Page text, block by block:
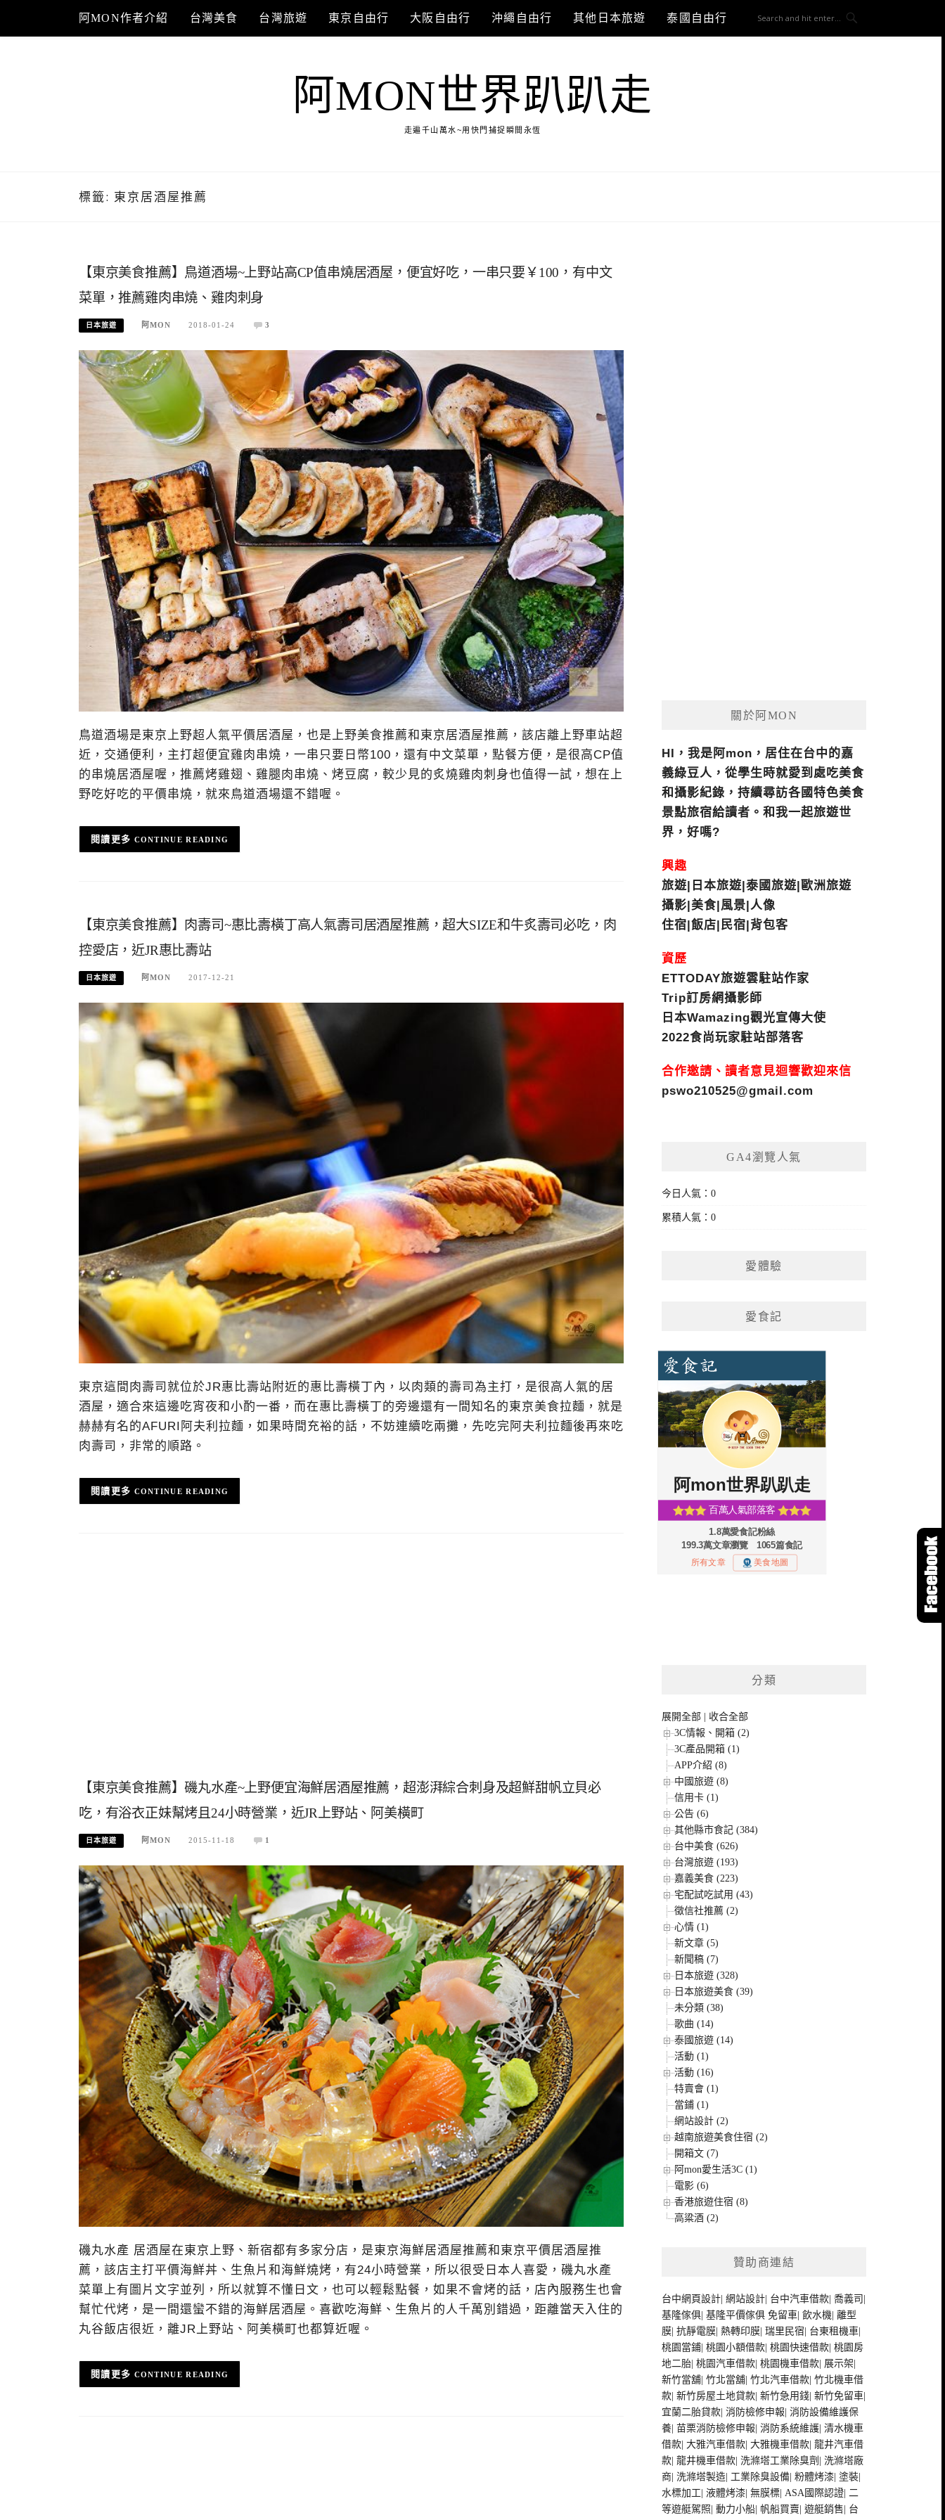
content
阿MON作者介紹 台灣美食 台灣旅遊 東京自由行 大阪自由行 沖繩自由行 其他日本旅遊 泰國自由行
阿MON世界趴趴走
走遍千山萬水~用快門捕捉瞬間永恆
標籤: 東京居酒屋推薦
【東京美食推薦】鳥道酒場~上野站高CP值串燒居酒屋，便宜好吃，一串只要￥100，有中文
菜單，推薦雞肉串燒、雞肉刺身
日本旅遊 阿MON 2018-01-24 3
鳥道酒場是東京上野超人氣平價居酒屋，也是上野美食推薦和東京居酒屋推薦，該店離上野車站超
近，交通便利，主打超便宜雞肉串燒，一串只要日幣100，還有中文菜單，點餐方便，是很高CP值
的串燒居酒屋喔，推薦烤雞翅、雞腿肉串燒、烤豆腐，較少見的炙燒雞肉刺身也值得一試，想在上
野吃好吃的平價串燒，就來鳥道酒場還不錯喔。
CONTINUE READING
【東京美食推薦】肉壽司~惠比壽橫丁高人氣壽司居酒屋推薦，超大SIZE和牛炙壽司必吃，肉
控愛店，近JR惠比壽站
日本旅遊 阿MON 2017-12-21
東京這間肉壽司就位於JR惠比壽站附近的惠比壽橫丁內，以肉類的壽司為主打，是很高人氣的居
酒屋，適合來這邊吃宵夜和小酌一番，而在惠比壽橫丁的旁邊還有一間知名的東京美食拉麵，就是
赫赫有名的AFURI阿夫利拉麵，如果時間充裕的話，不妨連續吃兩攤，先吃完阿夫利拉麵後再來吃
肉壽司，非常的順路。
CONTINUE READING
【東京美食推薦】磯丸水產~上野便宜海鮮居酒屋推薦，超澎湃綜合刺身及超鮮甜帆立貝必
吃，有浴衣正妹幫烤且24小時營業，近JR上野站、阿美橫町
日本旅遊 阿MON 2015-11-18 1
磯丸水產 居酒屋在東京上野、新宿都有多家分店，是東京海鮮居酒屋推薦和東京平價居酒屋推
薦，該店主打平價海鮮丼、生魚片和海鮮燒烤，有24小時營業，所以很受日本人喜愛，磯丸水產
菜單上有圖片文字並列，所以就算不懂日文，也可以輕鬆點餐，如果不會烤的話，店內服務生也會
幫忙代烤，是一間還蠻不錯的海鮮居酒屋。喜歡吃海鮮、生魚片的人千萬別錯過，距離當天入住的
丸谷飯店很近，離JR上野站、阿美橫町也都算近喔。
CONTINUE READING
關於阿MON
HI，我是阿mon，居住在台中的嘉
義綠豆人，從學生時就愛到處吃美食
和攝影紀錄，持續尋訪各國特色美食
景點旅宿給讀者。和我一起旅遊世
界，好嗎?
興趣
旅遊|日本旅遊|泰國旅遊|歐洲旅遊
攝影|美食|風景|人像
住宿|飯店|民宿|背包客
資歷
ETTODAY旅遊雲駐站作家
Trip訂房網攝影師
日本Wamazing觀光宣傳大使
2022食尚玩家駐站部落客
合作邀請、讀者意見迴響歡迎來信
pswo210525@gmail.com
GA4瀏覽人氣
今日人氣：0
累積人氣：0
愛體驗
愛食記
分類
展開全部
收合全部
3C情報、開箱 (2)
3C產品開箱 (1)
APP介紹 (8)
中國旅遊 (8)
信用卡 (1)
公告 (6)
其他縣市食記 (384)
台中美食 (626)
台灣旅遊 (193)
嘉義美食 (223)
宅配試吃試用 (43)
徵信社推薦 (2)
心情 (1)
新文章 (5)
新聞稿 (7)
日本旅遊 (328)
日本旅遊美食 (39)
未分類 (38)
歌曲 (14)
泰國旅遊 (14)
活動 (1)
活動 (16)
特賣會 (1)
當鋪 (1)
網站設計 (2)
越南旅遊美食住宿 (2)
開箱文 (7)
阿mon愛生活3C (1)
電影 (6)
香港旅遊住宿 (8)
高粱酒 (2)
贊助商連結
台中網頁設計 |網站設計 台中汽車借款 |喬義司
基隆傢俱 |基隆平價傢俱 免留車 |飲水機 |離型
膜 |抗靜電膜 |熱轉印膜 |瑞里民宿 台東租機車
桃園當鋪 |桃園小額借款 |桃園快速借款 |桃園房
地二胎 |桃園汽車借款 |桃園機車借款 展示架
新竹當舖 |竹北當舖 |竹北汽車借款 |竹北機車借
款 |新竹房屋土地貸款 |新竹急用錢 |新竹免留車
宜蘭二胎貸款 |消防檢修申報 |消防設備維護保
養 |苗栗消防檢修申報 |消防系統維護 |清水機車
借款 |大雅汽車借款 |大雅機車借款 |龍井汽車借
款 |龍井機車借款 洗滌塔工業除臭劑
洗滌塔廠
商 洗滌塔製造 工業除臭設備 |粉體烤漆 |塗裝
水標加工 |液體烤漆 |無膜標 |ASA國際認證 |二
等遊艇駕照 |動力小船 帆船買賣 |遊艇銷售 台